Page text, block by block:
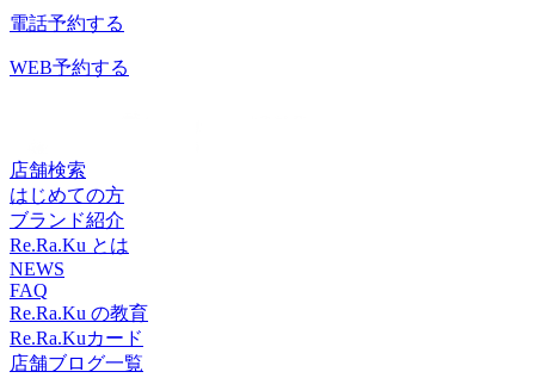
ご利用の方はぜひ当店へお越しください。
相模原線「京王稲田堤」駅南口より徒歩6分。宝くじ売り場
の正面、ケバブ屋と眼鏡屋の間にあります。駐輪場有り、駐
車場→近隣パーキングをご利用ください。南武線、京王線を
是非、お試しください♪【営業時間】平日：12:00～21:00(最
【住所】神奈川県川崎市多摩区菅 ２-１‐４ セントラルハイ
り場の正面、ケバブ屋と眼鏡屋の間にあります。駐輪場有
り、駐車場→近隣パーキングをご利用ください。南武線、京
王線をご利用の方はぜひ当店へお越しください。
の出勤スタッフ♪7/20(月) ★オカヤ★フタミご案内可能です
話・Webでの確認・ご予約をオススメします。 ＝★＝☆
会に是非、お試しください♪【営業時間】平日：12:00～
21:00(最終受付20：20） 休日：11:00～21：00 （最終受付
20：20)【住所】神奈川県川崎市多摩区菅 ２-１‐４ セント
ラルハイツ１階【TEL】044(299)7198【アクセス】JR⇔京王
線の乗り換え途中にあります。JR南武線「稲田堤」駅より
徒歩1分。京王相模原線「京王稲田堤」駅南口より徒歩6分。
宝くじ売り場の正面、ケバブ屋と眼鏡屋の間にあります。駐
輪場有り、駐車場→近隣パーキングをご利用ください。南武
線、京王線をご利用の方はぜひ当店へお越しください。
電話予約する
WEB予約する
店舗検索
はじめての方
ブランド紹介
Re.Ra.Ku とは
NEWS
FAQ
Re.Ra.Ku の教育
Re.Ra.Kuカード
店舗ブログ一覧